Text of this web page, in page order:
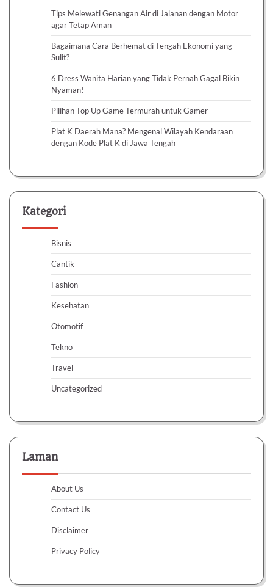
Tips Melewati Genangan Air di Jalanan dengan Motor
agar Tetap Aman
Bagaimana Cara Berhemat di Tengah Ekonomi yang
Sulit?
6 Dress Wanita Harian yang Tidak Pernah Gagal Bikin
Nyaman!
Pilihan Top Up Game Termurah untuk Gamer
Plat K Daerah Mana? Mengenal Wilayah Kendaraan
dengan Kode Plat K di Jawa Tengah
Kategori
Bisnis
Cantik
Fashion
Kesehatan
Otomotif
Tekno
Travel
Uncategorized
Laman
About Us
Contact Us
Disclaimer
Privacy Policy